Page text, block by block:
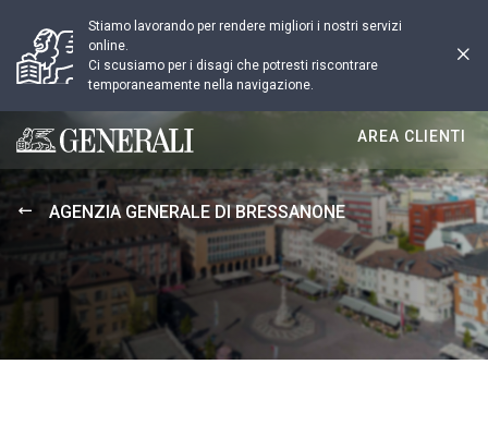
Stiamo lavorando per rendere migliori i nostri servizi
online.
Ci scusiamo per i disagi che potresti riscontrare
temporaneamente nella navigazione.
Generali logo
AREA CLIENTI
AGENZIA GENERALE DI BRESSANONE